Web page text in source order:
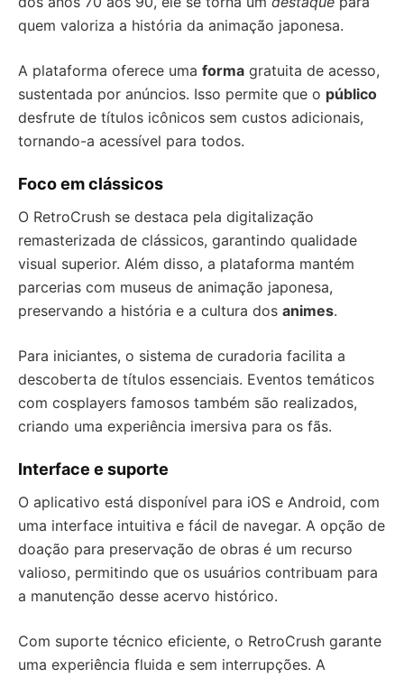
quem valoriza a história da animação japonesa.
A plataforma oferece uma forma gratuita de acesso,
sustentada por anúncios. Isso permite que o público
desfrute de títulos icônicos sem custos adicionais,
tornando-a acessível para todos.
Foco em clássicos
O RetroCrush se destaca pela digitalização
remasterizada de clássicos, garantindo qualidade
visual superior. Além disso, a plataforma mantém
parcerias com museus de animação japonesa,
preservando a história e a cultura dos animes.
Para iniciantes, o sistema de curadoria facilita a
descoberta de títulos essenciais. Eventos temáticos
com cosplayers famosos também são realizados,
criando uma experiência imersiva para os fãs.
Interface e suporte
O aplicativo está disponível para iOS e Android, com
uma interface intuitiva e fácil de navegar. A opção de
doação para preservação de obras é um recurso
valioso, permitindo que os usuários contribuam para
a manutenção desse acervo histórico.
Com suporte técnico eficiente, o RetroCrush garante
uma experiência fluida e sem interrupções. A